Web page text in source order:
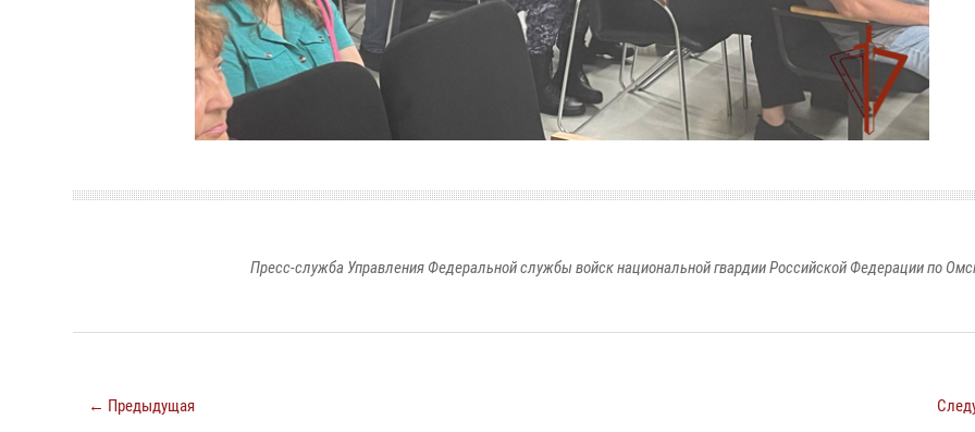
Пресс-служба Управления Федеральной службы войск национальной гвардии Российской Федерации по
← Предыдущая